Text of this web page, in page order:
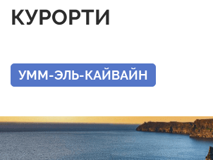
КУРОРТИ
УММ-ЭЛЬ-КАЙВАЙН